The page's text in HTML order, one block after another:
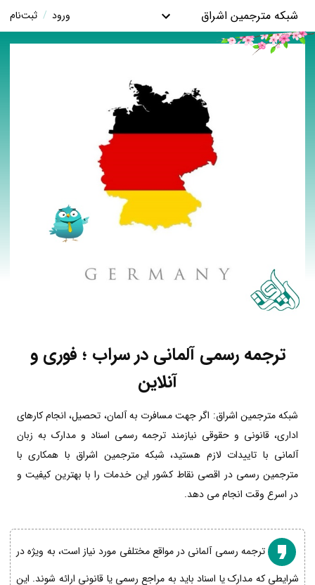
شبکه مترجمین اشراق ورود / ثبت‌نام
ترجمه رسمی آلمانی در سراب ؛ فوری و
آنلاین
شبکه مترجمین اشراق: اگر جهت مسافرت به آلمان، تحصیل، انجام کارهای
اداری، قانونی و حقوقی نیازمند ترجمه رسمی اسناد و مدارک به زبان
آلمانی با تاییدات لازم هستید، شبکه مترجمین اشراق با همکاری با
مترجمین رسمی در اقصی نقاط کشور این خدمات را با بهترین کیفیت و
در اسرع وقت انجام می دهد.
ترجمه رسمی آلمانی در مواقع مختلفی مورد نیاز است، به ویژه در
شرایطی که مدارک یا اسناد باید به مراجع رسمی یا قانونی ارائه شوند. این